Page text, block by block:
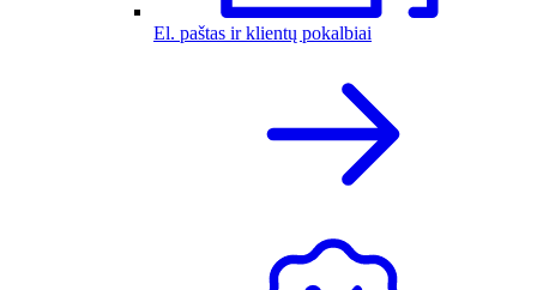
El. paštas ir klientų pokalbiai